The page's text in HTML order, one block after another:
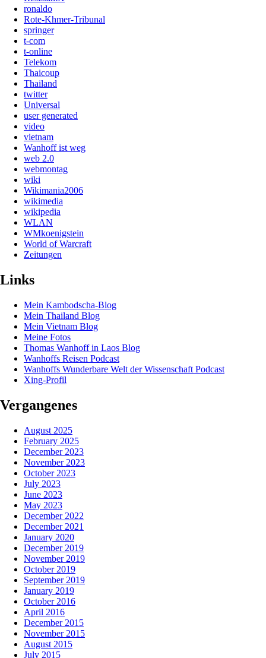
ronaldo
Rote-Khmer-Tribunal
springer
t-com
t-online
Telekom
Thaicoup
Thailand
twitter
Universal
user generated
video
vietnam
Wanhoff ist weg
web 2.0
webmontag
wiki
Wikimania2006
wikimedia
wikipedia
WLAN
WMkoenigstein
World of Warcraft
Zeitungen
Links
Mein Kambodscha-Blog
Mein Thailand Blog
Mein Vietnam Blog
Meine Fotos
Thomas Wanhoff in Laos Blog
Wanhoffs Reisen Podcast
Wanhoffs Wunderbare Welt der Wissenschaft Podcast
Xing-Profil
Vergangenes
August 2025
February 2025
December 2023
November 2023
October 2023
July 2023
June 2023
May 2023
December 2022
December 2021
January 2020
December 2019
November 2019
October 2019
September 2019
January 2019
October 2016
April 2016
December 2015
November 2015
August 2015
July 2015